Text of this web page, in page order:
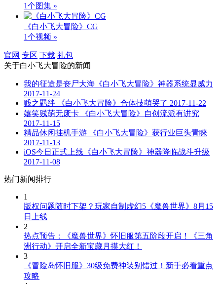
1个图集 »
《白小飞大冒险》CG
1个视频 »
官网 专区 下载 礼包
关于白小飞大冒险的新闻
我的征途是丧尸大海《白小飞大冒险》神器系统显威力
2017-11-24
贱之羁绊 《白小飞大冒险》合体技萌哭了 2017-11-22
嬉笑贱萌无废卡 《白小飞大冒险》自创流派有讲究
2017-11-15
精品休闲挂机手游 《白小飞大冒险》获行业巨头青睐
2017-11-13
iOS今日正式上线《白小飞大冒险》神器降临战斗升级
2017-11-08
热门新闻排行
1
版权问题随时下架？玩家自制虚幻5《魔兽世界》8月15
日上线
2
热点预告：《魔兽世界》怀旧服第五阶段开启！《三角
洲行动》开启全新宝藏月摸大红！
3
《冒险岛怀旧服》30级免费神装别错过！新手必看重点
攻略